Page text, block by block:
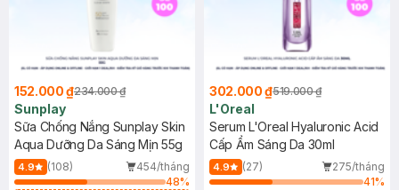
152.000 ₫234.000 ₫
Sunplay
Sữa Chống Nắng Sunplay Skin
Aqua Dưỡng Da Sáng Mịn 55g
4.9 (108)
454/tháng
48%
302.000 ₫519.000 ₫
L'Oreal
Serum L'Oreal Hyaluronic Acid
Cấp Ẩm Sáng Da 30ml
4.9 (27)
275/tháng
41%